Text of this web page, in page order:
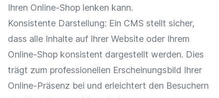
Ihren Online-Shop lenken kann.
Konsistente Darstellung: Ein CMS stellt sicher,
dass alle Inhalte auf Ihrer Website oder Ihrem
Online-Shop konsistent dargestellt werden. Dies
trägt zum professionellen Erscheinungsbild Ihrer
Online-Präsenz bei und erleichtert den Besuchern